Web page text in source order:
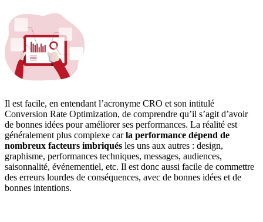
Il est facile, en entendant l’acronyme CRO et son intitulé
Conversion Rate Optimization, de comprendre qu’il s’agit d’avoir
de bonnes idées pour améliorer ses performances. La réalité est
généralement plus complexe carla performance dépend de
nombreux facteurs imbriqués les uns aux autres : design,
graphisme, performances techniques, messages, audiences,
saisonnalité, événementiel, etc. Il est donc aussi facile de commettre
des erreurs lourdes de conséquences, avec de bonnes idées et de
bonnes intentions.